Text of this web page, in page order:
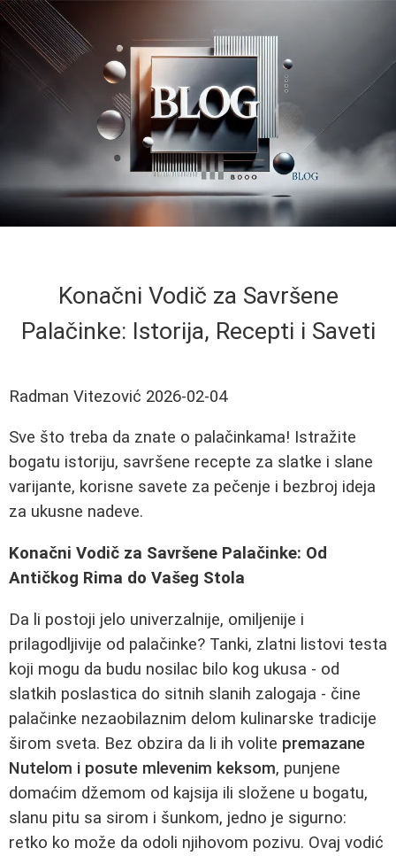
Konačni Vodič za Savršene
Palačinke: Istorija, Recepti i Saveti
Radman Vitezović 2026-02-04
Sve što treba da znate o palačinkama! Istražite
bogatu istoriju, savršene recepte za slatke i slane
varijante, korisne savete za pečenje i bezbroj ideja
za ukusne nadeve.
Konačni Vodič za Savršene Palačinke: Od
Antičkog Rima do Vašeg Stola
Da li postoji jelo univerzalnije, omiljenije i
prilagodljivije od palačinke? Tanki, zlatni listovi testa
koji mogu da budu nosilac bilo kog ukusa - od
slatkih poslastica do sitnih slanih zalogaja - čine
palačinke nezaobilaznim delom kulinarske tradicije
širom sveta. Bez obzira da li ih volite premazane
Nutelom i posute mlevenim keksom, punjene
domaćim džemom od kajsija ili složene u bogatu,
slanu pitu sa sirom i šunkom, jedno je sigurno:
retko ko može da odoli njihovom pozivu. Ovaj vodić